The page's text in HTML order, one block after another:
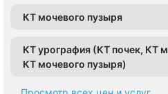
КТ мочевого пузыря
КТ урография (КТ почек, КТ
КТ мочевого пузыря)